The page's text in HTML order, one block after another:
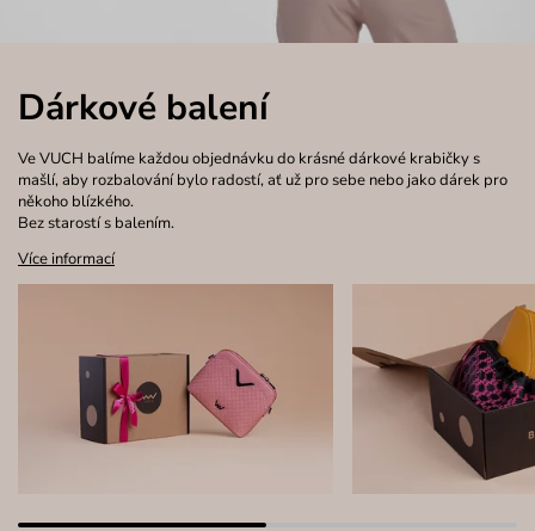
Dárkové balení
Ve VUCH balíme každou objednávku do krásné dárkové krabičky s
mašlí, aby rozbalování bylo radostí, ať už pro sebe nebo jako dárek pro
někoho blízkého.
Bez starostí s balením.
Více informací